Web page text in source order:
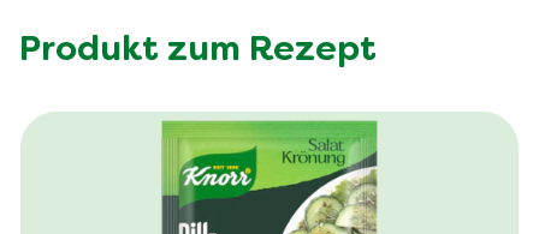
Produkt zum Rezept